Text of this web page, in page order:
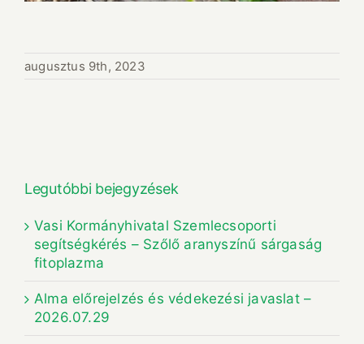
augusztus 9th, 2023
Legutóbbi bejegyzések
Vasi Kormányhivatal Szemlecsoporti
segítségkérés – Szőlő aranyszínű sárgaság
fitoplazma
Alma előrejelzés és védekezési javaslat –
2026.07.29